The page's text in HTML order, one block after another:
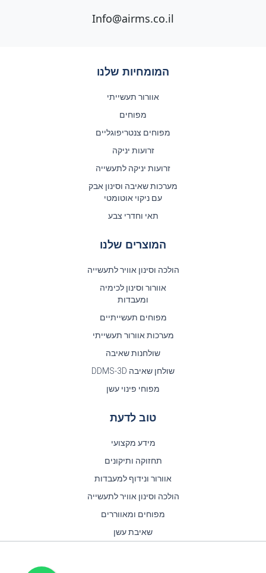
Info@airms.co.il
המומחיות שלנו
אוורור תעשייתי
מפוחים
מפוחים צנטריפוגליים
זרועות יניקה
זרועות יניקה לתעשייה
מערכות שאיבה וסינון אבק
עם ניקוי אוטומטי
תאי וחדרי צבע
המוצרים שלנו
הולכה וסינון אוויר לתעשייה
אוורור וסינון לכימיה
ומעבדות
מפוחים תעשייתיים
מערכות אוורור תעשייתי
שולחנות שאיבה
שולחן שאיבה DDMS-3D
מפוחי פינוי עשן
טוב לדעת
מידע מקצועי
תחזוקה ותיקונים
אוורור ונידוף למעבדות
הולכה וסינון אוויר לתעשייה
מפוחים ומאווררים
שאיבת עשן